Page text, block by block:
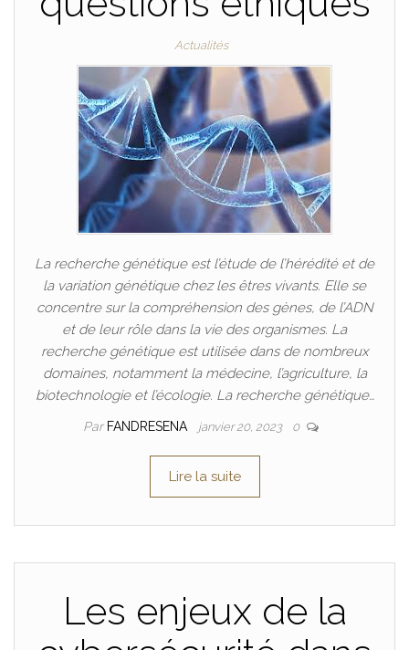
Actualités
La recherche génétique est l’étude de l’hérédité et de
la variation génétique chez les êtres vivants. Elle se
concentre sur la compréhension des gènes, de l’ADN
et de leur rôle dans la vie des organismes. La
recherche génétique est utilisée dans de nombreux
domaines, notamment la médecine, l’agriculture, la
biotechnologie et l’écologie. La recherche génétique…
Par FANDRESENA janvier 20, 2023 0
Lire la suite
Les enjeux de la